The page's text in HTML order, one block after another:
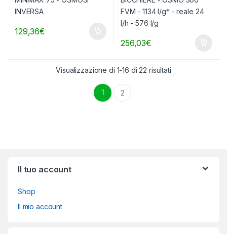
129,36€
256,03€
Visualizzazione di 1-16 di 22 risultati
1 2
Il tuo account
Shop
Il mio account